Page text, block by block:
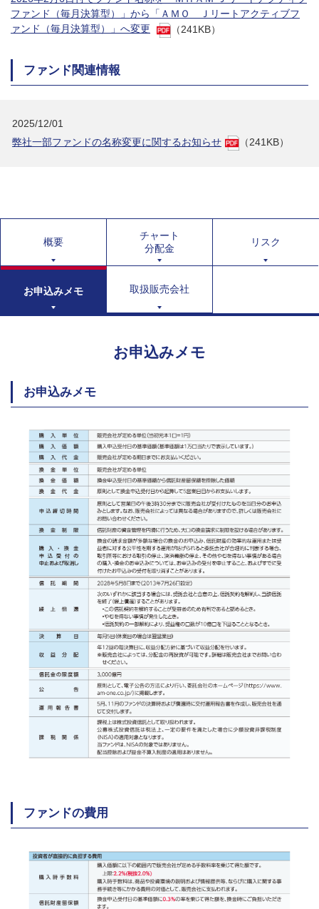
ファンド（毎月決算型）」から「ＡＭＯ Ｊリートアクティブフ
ァンド（毎月決算型）」へ変更
（241KB）
ファンド関連情報
2025/12/01
弊社一部ファンドの名称変更に関するお知らせ
（241KB）
概要
チャート
分配金
リスク
お申込みメモ 取扱販売会社
お申込みメモ
お申込みメモ
ファンドの費用